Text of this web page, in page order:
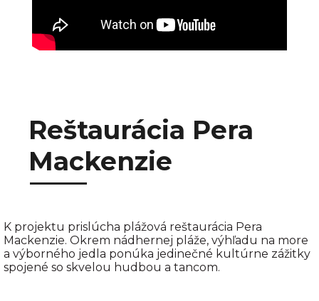
Reštaurácia Pera
Mackenzie
K projektu prislúcha plážová reštaurácia Pera
Mackenzie. Okrem nádhernej pláže, výhľadu na more
a výborného jedla ponúka jedinečné kultúrne zážitky
spojené so skvelou hudbou a tancom.